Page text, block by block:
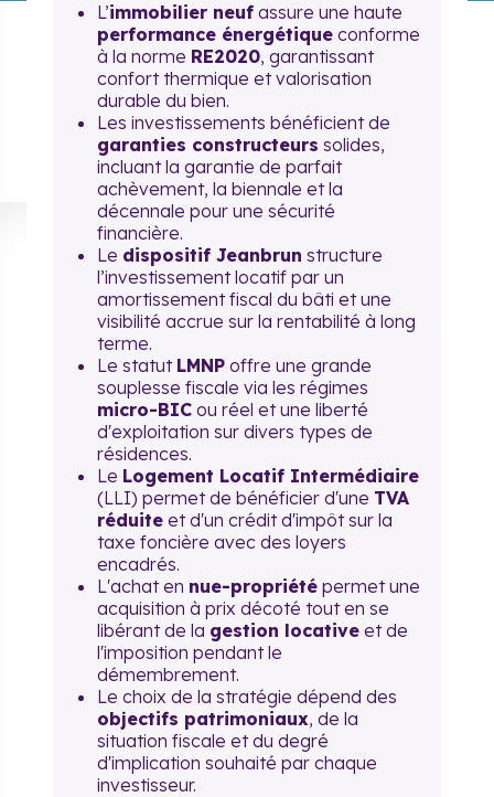
L’immobilier neuf assure une haute
performance énergétique conforme
à la norme RE2020, garantissant
confort thermique et valorisation
durable du bien.
Les investissements bénéficient de
garanties constructeurs solides,
incluant la garantie de parfait
achèvement, la biennale et la
décennale pour une sécurité
financière.
Le dispositif Jeanbrun structure
l’investissement locatif par un
amortissement fiscal du bâti et une
visibilité accrue sur la rentabilité à long
terme.
Le statut LMNP offre une grande
souplesse fiscale via les régimes
micro-BIC ou réel et une liberté
d'exploitation sur divers types de
résidences.
Le Logement Locatif Intermédiaire
(LLI) permet de bénéficier d'une TVA
réduite et d'un crédit d'impôt sur la
taxe foncière avec des loyers
encadrés.
L'achat en nue-propriété permet une
acquisition à prix décoté tout en se
libérant de la gestion locative et de
l'imposition pendant le
démembrement.
Le choix de la stratégie dépend des
objectifs patrimoniaux, de la
situation fiscale et du degré
d'implication souhaité par chaque
investisseur.